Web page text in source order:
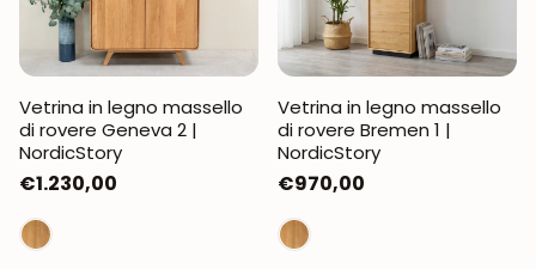
Vetrina in legno massello
di rovere Geneva 2 |
NordicStory
Prezzo
normale
€1.230,00
Vetrina in legno massello
di rovere Bremen 1 |
NordicStory
Prezzo
normale
€970,00